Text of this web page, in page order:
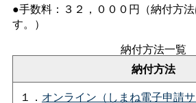
●手数料：３２，０００円（納付方
す。）
納付方法一覧
納付方法
１． オンライン（しまね電子申請